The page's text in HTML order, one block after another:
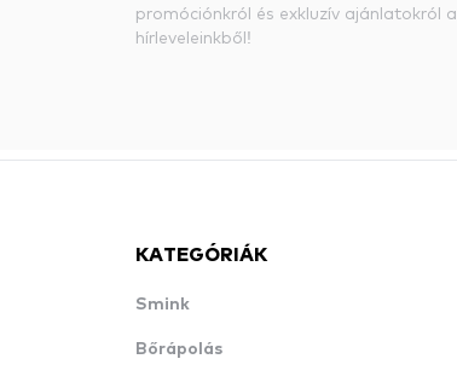
promóciónkról és exkluzív ajánlatokról a
hírleveleinkből!
KATEGÓRIÁK
Smink
Bőrápolás